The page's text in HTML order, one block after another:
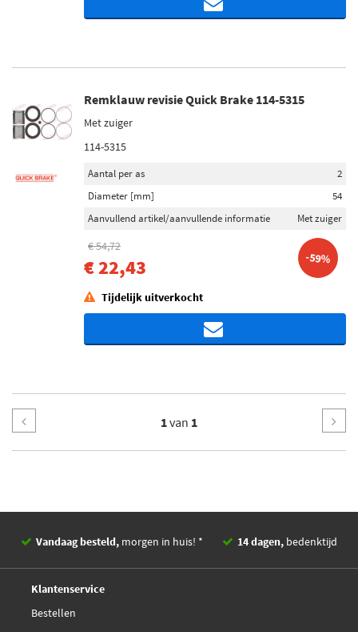
Remklauw revisie Quick Brake 114-5315
Met zuiger
114-5315
Aantal per as
2
Diameter [mm]
54
Aanvullend artikel/aanvullende informatie
Met zuiger
€ 54,72
€ 22,43 -59%
Tijdelijk uitverkocht
1van 1
Vandaag besteld, morgen in huis! * 14 dagen, bedenktijd
Klantenservice
Bestellen